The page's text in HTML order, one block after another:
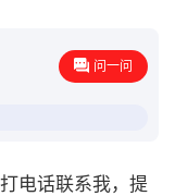
问一问
电话联系我，提